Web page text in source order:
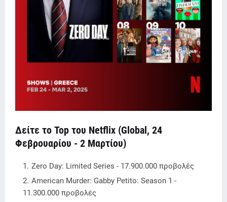
Δείτε το Top του Netflix (Global, 24
Φεβρουαρίου - 2 Μαρτίου)
Zero Day: Limited Series - 17.900.000 προβολές
American Murder: Gabby Petito: Season 1 -
11.300.000 προβολές